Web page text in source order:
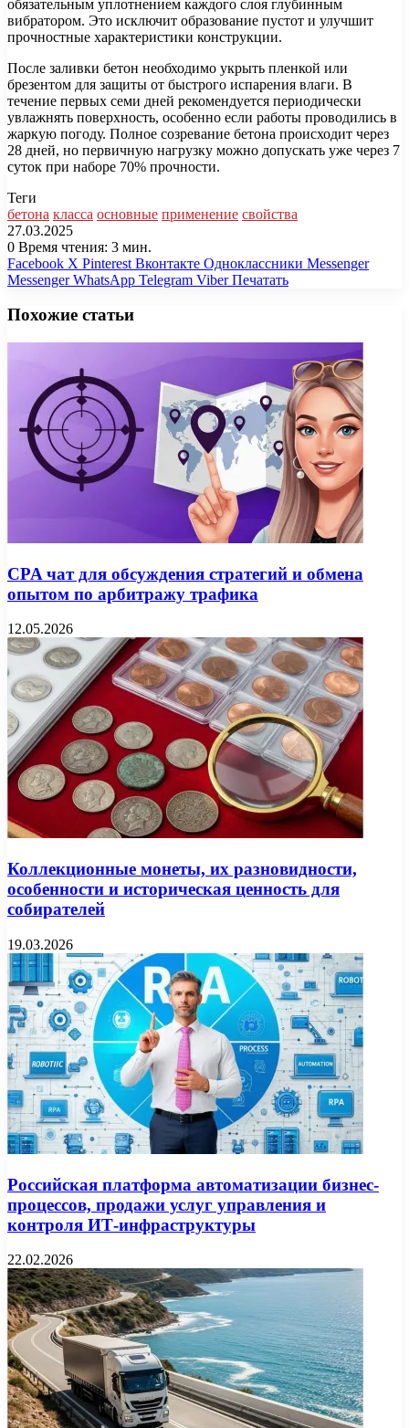
обязательным уплотнением каждого слоя глубинным
вибратором. Это исключит образование пустот и улучшит
прочностные характеристики конструкции.
После заливки бетон необходимо укрыть пленкой или
брезентом для защиты от быстрого испарения влаги. В
течение первых семи дней рекомендуется периодически
увлажнять поверхность, особенно если работы проводились в
жаркую погоду. Полное созревание бетона происходит через
28 дней, но первичную нагрузку можно допускать уже через 7
суток при наборе 70% прочности.
Теги
бетона класса основные применение свойства
27.03.2025
0 Время чтения: 3 мин.
Facebook X Pinterest Вконтакте Одноклассники Messenger
Messenger WhatsApp Telegram Viber Печатать
Похожие статьи
CPA чат для обсуждения стратегий и обмена
опытом по арбитражу трафика
12.05.2026
Коллекционные монеты, их разновидности,
особенности и историческая ценность для
собирателей
19.03.2026
Российская платформа автоматизации бизнес-
процессов, продажи услуг управления и
контроля ИТ-инфраструктуры
22.02.2026